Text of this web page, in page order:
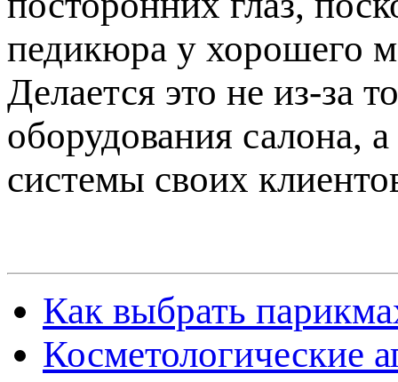
педикюра у хорошего
Делается это не из-за
оборудования салона,
системы своих
Как выбрать
Косметологические